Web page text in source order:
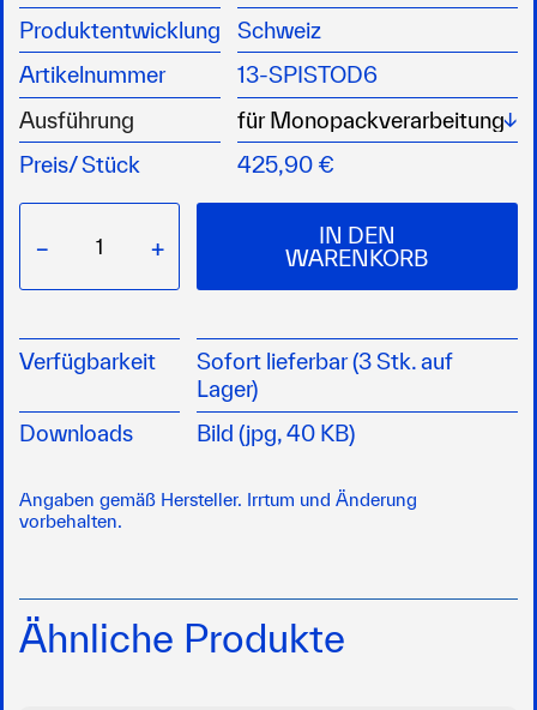
Produktentwicklung
Schweiz
Artikelnummer
13-SPISTOD6
Ausführung
Preis/Stück 425,90 €
− +
IN DEN
WARENKORB
Verfügbarkeit
Sofort lieferbar (3 Stk. auf
Lager)
Downloads
Bild (jpg, 40 KB)
Angaben gemäß Hersteller. Irrtum und Änderung
vorbehalten.
Ähnliche Produkte